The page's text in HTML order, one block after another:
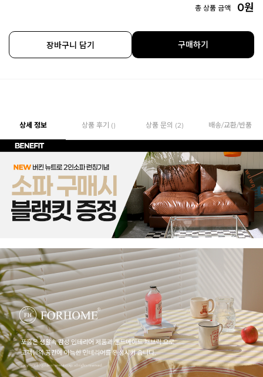
총 상품 금액 0원
장바구니 담기 구매하기
상세 정보 상품 후기 () 상품 문의 (2) 배송/교환/반품